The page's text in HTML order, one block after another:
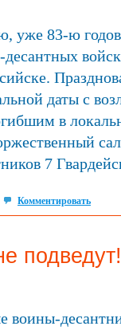
уже 83-ю
даты с
в
7
Комментировать
подведут!
воины-